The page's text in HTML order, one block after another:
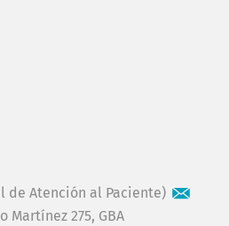
de Atención al Paciente)
Martínez 275, GBA